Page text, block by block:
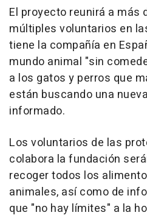
El proyecto reunirá a más
múltiples voluntarios en
tiene la compañía en
mundo animal "sin
a los gatos y perros que
están buscando una
informado.
Los voluntarios de las
colabora la fundación
recoger todos los
animales, así como de
que "no hay límites" a la